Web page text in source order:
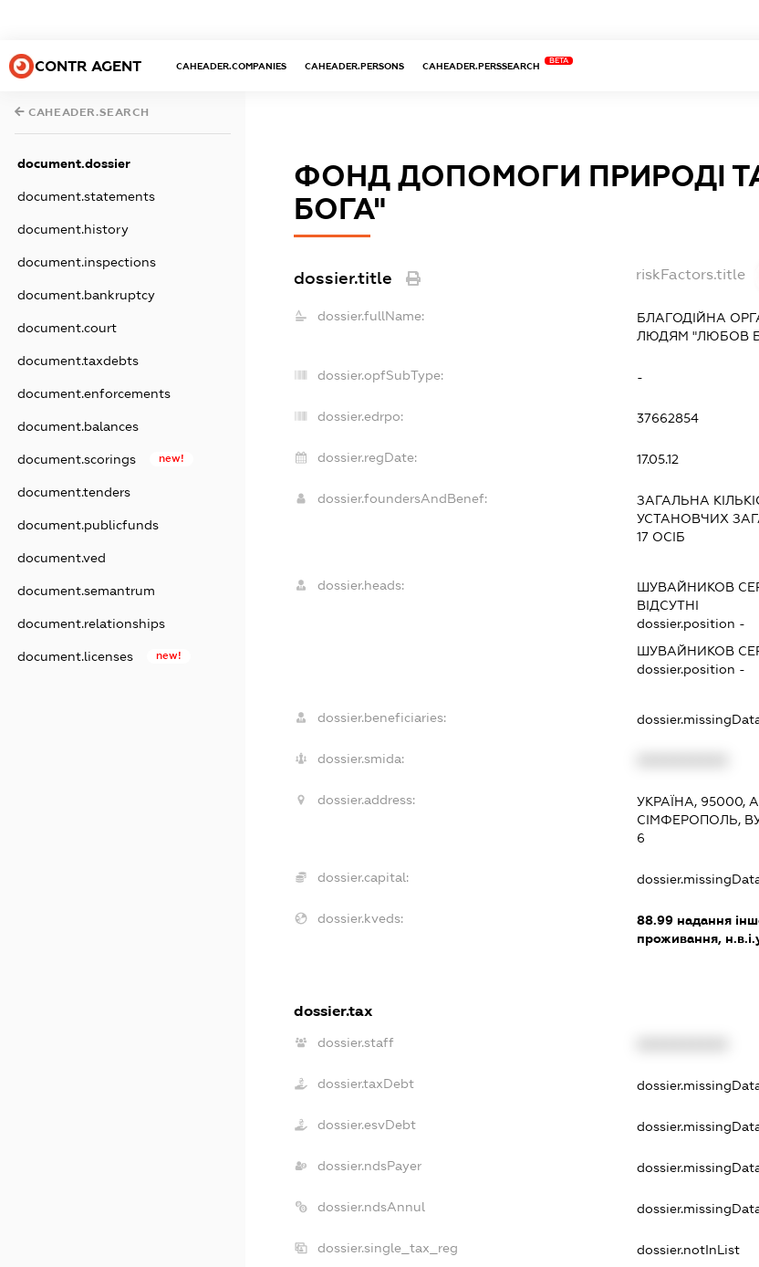
CONTR AGENT CAHEADER.COMPANIES CAHEADER.PERSONS CAHEADER.PERSSEARCH
BETA
CAHEADER.SEARCH
document.dossier
document.statements
document.history
document.inspections
document.bankruptcy
document.court
document.taxdebts
document.enforcements
document.balances
document.scorings new!
document.tenders
document.publicfunds
document.ved
document.semantrum
document.relationships
document.licenses new!
ФОНД ДОПОМОГИ ПРИРОДІ
БОГА"
dossier.title riskFactors.title
dossier.fullName:
БЛАГОДІЙНА
ЛЮДЯМ "ЛЮБОВ
dossier.opfSubType: -
dossier.edrpo: 37662854
dossier.regDate: 17.05.12
dossier.foundersAndBenef:
ЗАГАЛЬНА
УСТАНОВЧИХ
17 ОСІБ
dossier.heads: ШУВАЙНИКОВ
ВІДСУТНІ
dossier.position -
ШУВАЙНИКОВ
dossier.position -
dossier.beneficiaries:
dossier.smida:
dossier.address:
УКРАЇНА, 95000,
СІМФЕРОПОЛЬ,
6
dossier.capital:
dossier.kveds: 88.99надання
проживання,
dossier.tax
dossier.staff
dossier.taxDebt
dossier.esvDebt
dossier.ndsPayer
dossier.ndsAnnul
dossier.single_tax_reg dossier.notInList